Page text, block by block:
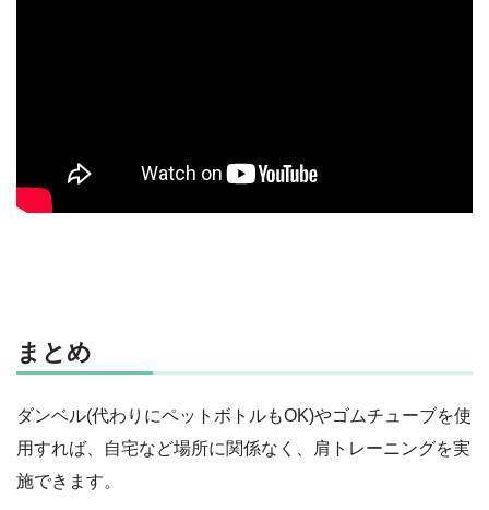
まとめ
ダンベル(代わりにペットボトルもOK)やゴムチューブを使
用すれば、自宅など場所に関係なく、肩トレーニングを実
施できます。